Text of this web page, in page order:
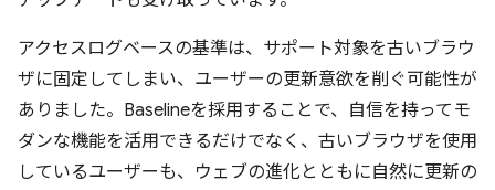
アクセスログベースの基準は、サポート対象を古いブラウ
ザに固定してしまい、ユーザーの更新意欲を削ぐ可能性が
ありました。Baselineを採用することで、自信を持ってモ
ダンな機能を活用できるだけでなく、古いブラウザを使用
しているユーザーも、ウェブの進化とともに自然に更新の